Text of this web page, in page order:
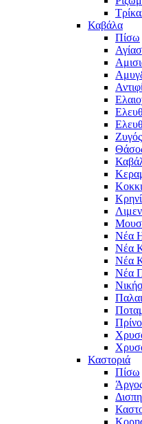
Καβάλα
Πίσω
Ζυγός
Νέα
Νέα
Νέα
Νέα
Καστοριά
Πίσω